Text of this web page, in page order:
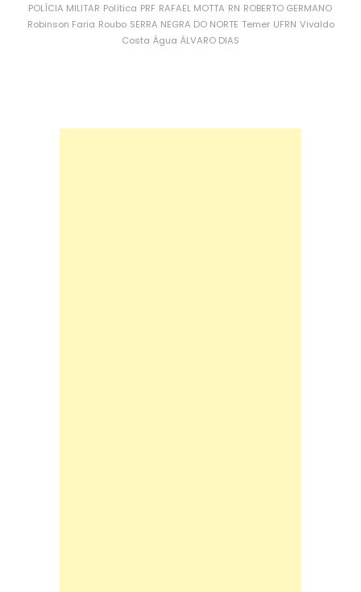
POLÍCIA MILITAR Política PRF RAFAEL MOTTA RN ROBERTO GERMANO
Robinson Faria Roubo SERRA NEGRA DO NORTE Temer UFRN Vivaldo
Costa Água ÁLVARO DIAS